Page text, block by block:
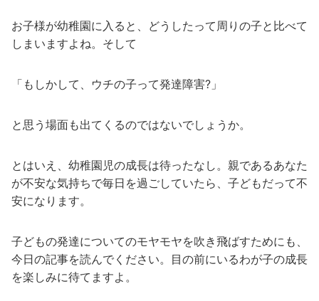
お子様が幼稚園に入ると、どうしたって周りの子と比べて
しまいますよね。そして
「もしかして、ウチの子って発達障害?」
と思う場面も出てくるのではないでしょうか。
とはいえ、幼稚園児の成長は待ったなし。親であるあなた
が不安な気持ちで毎日を過ごしていたら、子どもだって不
安になります。
子どもの発達についてのモヤモヤを吹き飛ばすためにも、
今日の記事を読んでください。目の前にいるわが子の成長
を楽しみに待てますよ。